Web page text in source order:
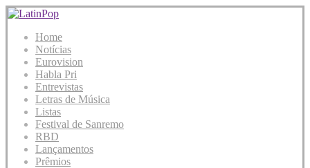
Home
Notícias
Eurovision
Habla Pri
Entrevistas
Letras de Música
Listas
Festival de Sanremo
RBD
Lançamentos
Prêmios